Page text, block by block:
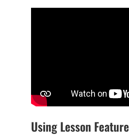
Using Lesson Feature